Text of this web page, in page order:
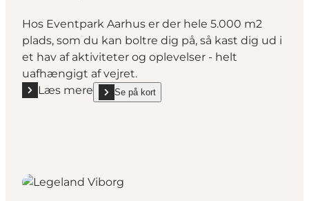
Hos Eventpark Aarhus er der hele 5.000 m2
plads, som du kan boltre dig på, så kast dig ud i
et hav af aktiviteter og oplevelser - helt
uafhængigt af vejret.
Læs mere
Læs mere "Eventpark Aarhus"
Se på kort
show Eventpark Aarhus on_map